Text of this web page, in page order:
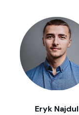
Eryk Najdul